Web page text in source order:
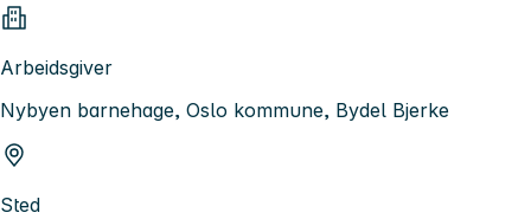
Arbeidsgiver
Nybyen barnehage, Oslo kommune, Bydel Bjerke
Sted